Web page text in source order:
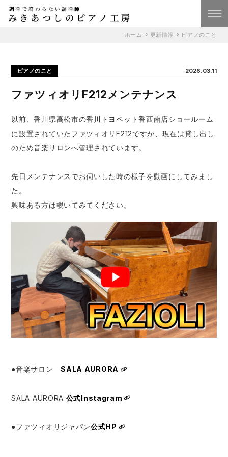
調律で終わらない調律師
みきあつしのピアノ工房
ホーム 更新情報 ピアノのこと
ピアノのこと 2026.03.11
ファツィオリF212メンテナンス
以前、香川県高松市の香川トヨペット香西南店ショールーム
に設置されていたファツィオリF212ですが、現在は貸し出し
のため音楽サロンへ管理されています。
先日メンテナンスでお伺いした時の様子を動画にしてみまし
た。
興味ある方は覗いてみてください。
●音楽サロンSALA AURORA
SALA AURORA 公式Instagram
●ファツィオリジャパン公式HP